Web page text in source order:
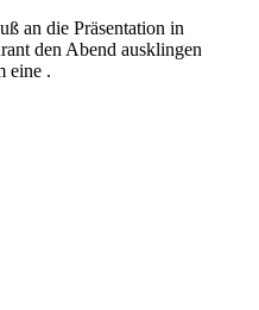
an die Präsentation in
den Abend ausklingen
eine .